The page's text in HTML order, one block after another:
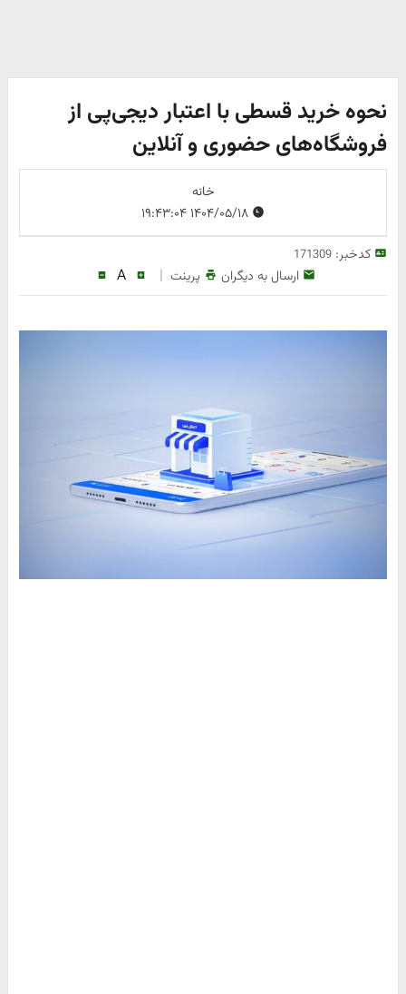
نحوه خرید قسطی با اعتبار دیجی‌پی از
فروشگاه‌های حضوری و آنلاین
خانه
۱۴۰۴/۰۵/۱۸ ۱۹:۴۳:۰۴
کدخبر:171309
ارسال به دیگران پرینت |
A